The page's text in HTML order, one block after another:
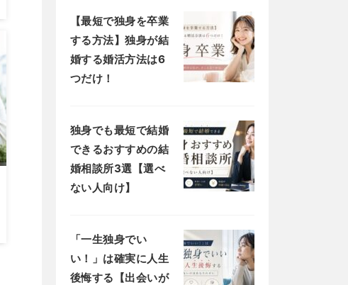
【最短で独身を卒業
する方法】独身が結
婚する婚活方法は6
つだけ！
独身でも最短で結婚
できるおすすめの結
婚相談所3選【選べ
ない人向け】
「一生独身でい
い！」は確実に人生
後悔する【出会いが